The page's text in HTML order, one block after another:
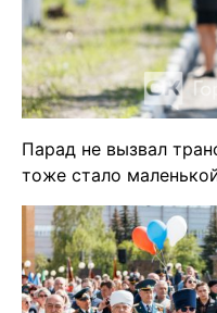
Парад не вызвал
тоже стало